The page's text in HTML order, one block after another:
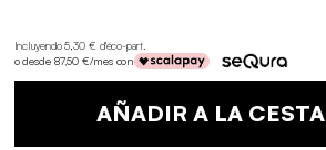
Incluyendo 5,30 € d'éco-part.
o desde 87,50 €/mes con
AÑADIR A LA CESTA